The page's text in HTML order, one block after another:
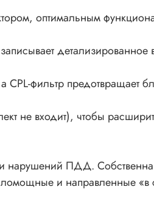
оптимальным
фильтр предотвращает
не входит), чтобы
ПДД.
и направленные «в